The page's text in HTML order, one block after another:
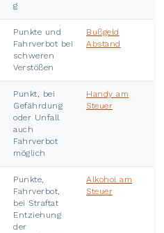
g
Punkte und
Fahrverbot bei
schweren
Verstößen
Bußgeld
Abstand
Punkt, bei
Gefährdung
oder Unfall
auch
Fahrverbot
möglich
Handy am
Steuer
Punkte,
Fahrverbot,
bei Straftat
Entziehung
der
Alkohol am
Steuer